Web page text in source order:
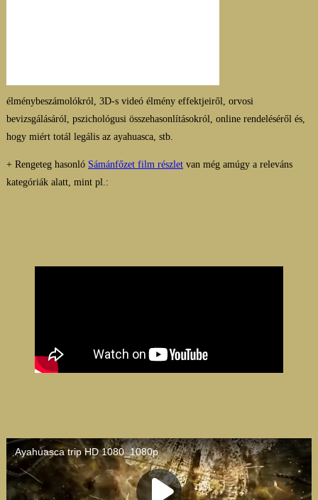
élménybeszámolókról, 3D-s videó élmény effektjeiről, orvosi
bevizsgálásáról, pszichológusi összehasonlításokról, online rendeléséről és,
hogy miért totál legális az ayahuasca, stb.
+ Rengeteg hasonló Sámánfőzet film részlet van még amúgy a releváns
kategóriák alatt, mint pl.: